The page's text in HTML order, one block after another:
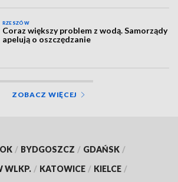
RZESZÓW
Coraz większy problem z wodą. Samorządy
apelują o oszczędzanie
ZOBACZ WIĘCEJ
/ BYDGOSZCZ / GDAŃSK /
WLKP. / KATOWICE / KIELCE /